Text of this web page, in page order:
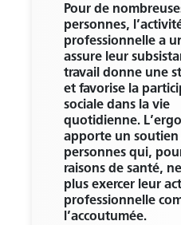
Pour de
personnes,
professionnelle a
assure leur
travail donne une
et favorise la
sociale dans la vie
quotidienne.
apporte un soutien
personnes qui,
raisons de santé,
plus exercer leur
professionnelle
l’accoutumée.